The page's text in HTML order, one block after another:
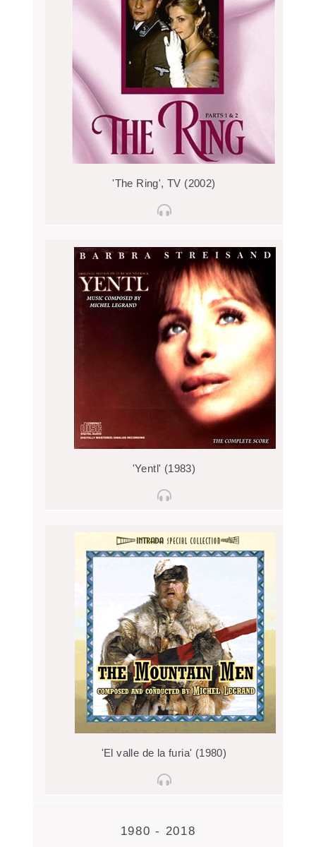
'The Ring', TV (2002)
'Yentl' (1983)
'El valle de la furia' (1980)
1980 - 2018